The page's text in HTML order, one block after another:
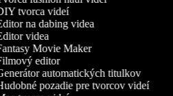
tvorca videí
na dabing videa
videa
Movie Maker
editor
automatických titulkov
pozadie pre tvorcov videí